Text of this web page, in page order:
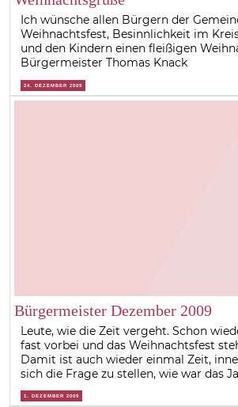
Ich wünsche allen Bürgern der
Weihnachtsfest, Besinnlichkeit im
und den Kindern einen fleißigen
Bürgermeister Thomas Knack
24. DEZEMBER 2009
Bürgermeister Dezember 2009
Leute, wie die Zeit vergeht. Schon
fast vorbei und das Weihnachtsfest
Damit ist auch wieder einmal Zeit,
sich die Frage zu stellen, wie war das
1. DEZEMBER 2009